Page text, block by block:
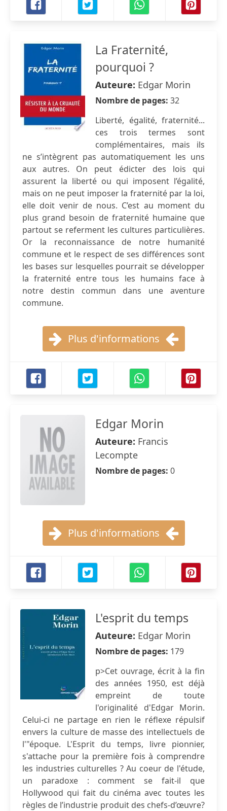
La Fraternité,
pourquoi ?
Auteure: Edgar Morin
Nombre de pages: 32
Liberté, égalité, fraternité...
ces trois termes sont
complémentaires, mais ils
ne s’intègrent pas automatiquement les uns
aux autres. On peut édicter des lois qui
assurent la liberté ou qui imposent l’égalité,
mais on ne peut imposer la fraternité par la loi,
elle doit venir de nous. C’est au moment du
plus grand besoin de fraternité humaine que
partout se referment les cultures particulières.
Or la reconnaissance de notre humanité
commune et le respect de ses différences sont
les bases sur lesquelles pourrait se développer
la fraternité entre tous les humains face à
notre destin commun dans une aventure
commune.
Plus d'informations
Edgar Morin
Auteure: Francis
Lecompte
Nombre de pages: 0
Plus d'informations
L'esprit du temps
Auteure: Edgar Morin
Nombre de pages: 179
p>Cet ouvrage, écrit à la fin
des années 1950, est déjà
empreint de toute
l'originalité d'Edgar Morin.
Celui-ci ne partage en rien le réflexe répulsif
envers la culture de masse des intellectuels de
l'"époque. L'Esprit du temps, livre pionnier,
s'attache pour la première fois à comprendre
les industries culturelles ? Au coeur de l'étude,
un paradoxe : comment se fait-il que
Hollywood qui fait du cinéma avec toutes les
règles de l’industrie produit des chefs-d’œuvre?